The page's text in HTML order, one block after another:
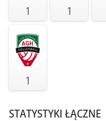
1 1
1
STATYSTYKI ŁĄCZNE